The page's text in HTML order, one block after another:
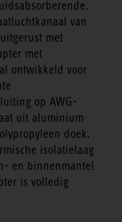
van
met
met
ontwikkeld voor
op AWG-
uit aluminium
doek.
isolatielaag
en binnenmantel
is volledig